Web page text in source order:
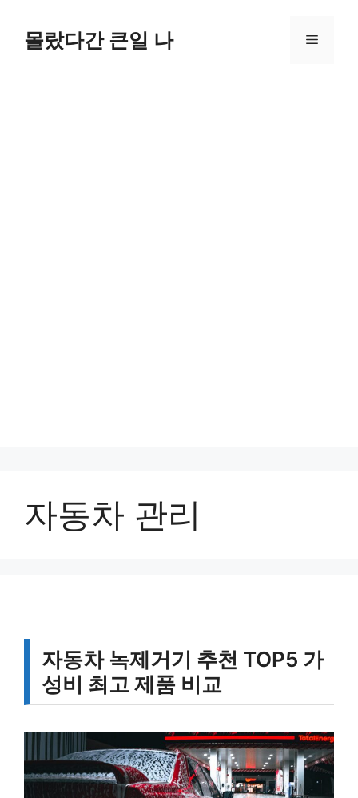
몰랐다간 큰일 나 메
자동차 관리
자동차 녹제거기 추천 TOP5 가
성비 최고 제품 비교